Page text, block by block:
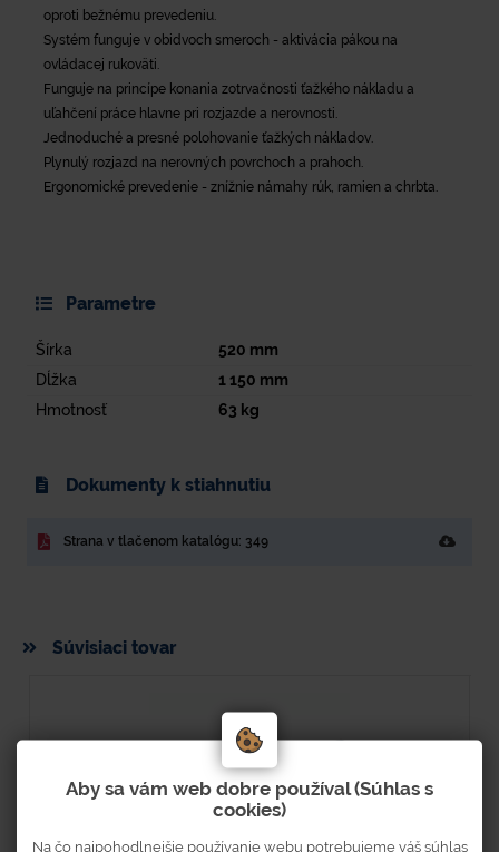
oproti bežnému prevedeniu.
Systém funguje v obidvoch smeroch - aktivácia pákou na
ovládacej rukoväti.
Funguje na princípe konania zotrvačnosti ťažkého nákladu a
uľahčení práce hlavne pri rozjazde a nerovnosti.
Jednoduché a presné polohovanie ťažkých nákladov.
Plynulý rozjazd na nerovných povrchoch a prahoch.
Ergonomické prevedenie - znížnie námahy rúk, ramien a chrbta.
Parametre
Šírka 520 mm
Dĺžka
1 150 mm
Hmotnosť
63 kg
Dokumenty k stiahnutiu
Strana v tlačenom katalógu: 349
Súvisiaci tovar
Aby sa vám web dobre používal (Súhlas s
cookies)
Na čo najpohodlnejšie používanie webu potrebujeme váš súhlas